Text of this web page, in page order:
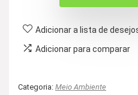
Adicionar a lista de
Adicionar para comparar
Categoria: Meio Ambiente